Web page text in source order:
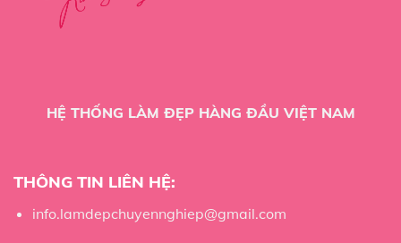
HỆ THỐNG LÀM ĐẸP HÀNG ĐẦU VIỆT NAM
THÔNG TIN LIÊN HỆ:
info.lamdepchuyennghiep@gmail.com